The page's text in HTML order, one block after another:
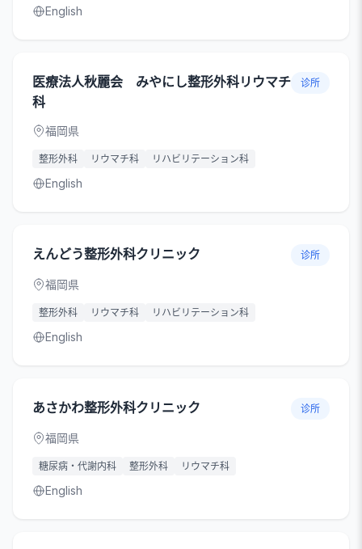
English
医療法人秋麗会 みやにし整形外科リウマチ
科
诊所
福岡県
整形外科 リウマチ科 リハビリテーション科
English
えんどう整形外科クリニック 诊所
福岡県
整形外科 リウマチ科 リハビリテーション科
English
あさかわ整形外科クリニック 诊所
福岡県
糖尿病・代謝内科 整形外科 リウマチ科
English